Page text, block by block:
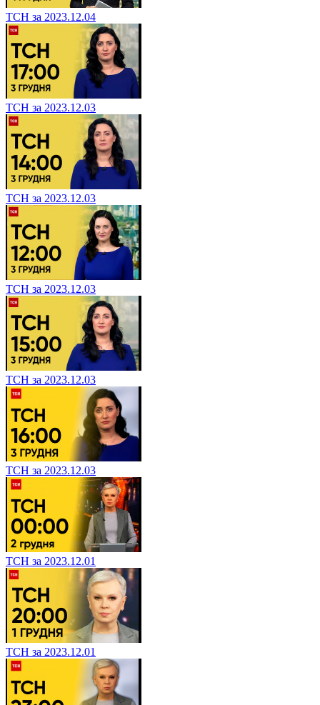
ТСН за 2023.12.04
ТСН за 2023.12.03
ТСН за 2023.12.03
ТСН за 2023.12.03
ТСН за 2023.12.03
ТСН за 2023.12.03
ТСН за 2023.12.01
ТСН за 2023.12.01